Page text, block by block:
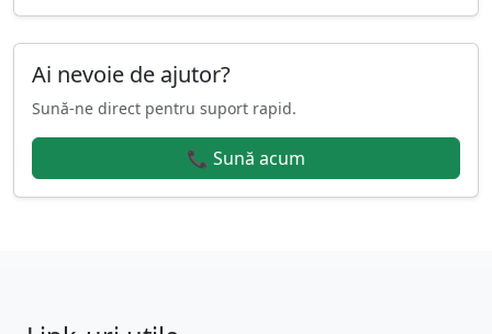
Ai nevoie de ajutor?
Sună-ne direct pentru suport rapid.
📞 Sună acum